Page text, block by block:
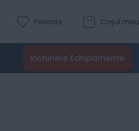
Coșul meu
Favorite
Inchiriere Echipamente